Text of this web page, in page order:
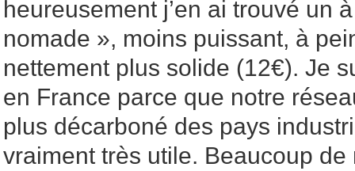
heureusement j’en ai trouvé un
nomade », moins puissant, à
nettement plus solide (12€). Je
en France parce que notre
plus décarboné des pays
vraiment très utile. Beaucoup